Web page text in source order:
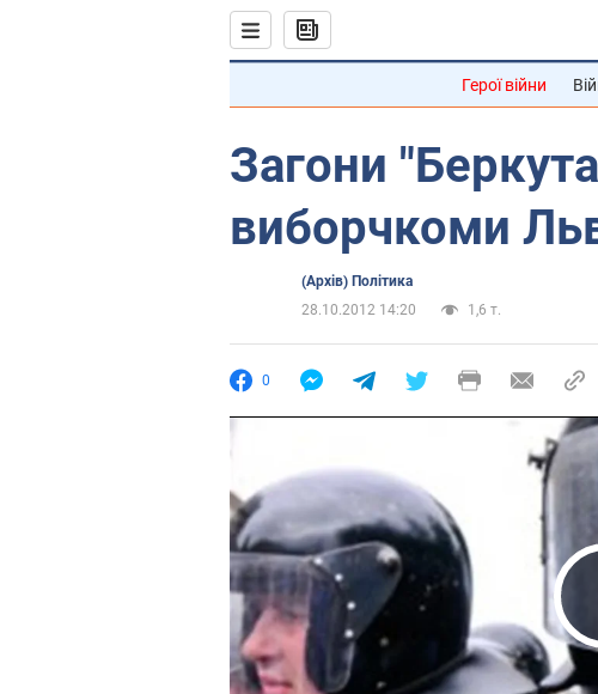
Герої війни
Загони
виборчкоми
(Архів) Політика
28.10.2012 14:20
1,6 т.
0